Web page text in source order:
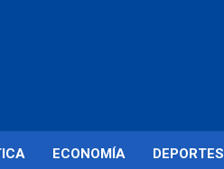
ECONOMÍA DEPORTES